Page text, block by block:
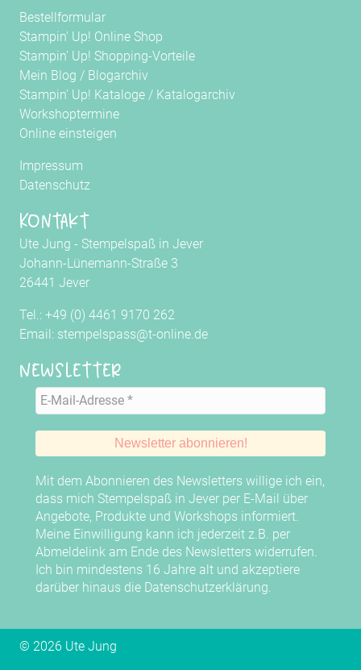
Bestellformular
Stampin' Up! Online Shop
Stampin' Up! Shopping-Vorteile
Mein Blog / Blogarchiv
Stampin' Up! Kataloge / Katalogarchiv
Workshoptermine
Online einsteigen
Impressum
Datenschutz
Kontakt
Ute Jung - Stempelspaß in Jever
Johann-Lünemann-Straße 3
26441 Jever
Tel.: +49 (0) 4461 9170 262
Email: stempelspass@t-online.de
Newsletter
Mit dem Abonnieren des Newsletters willige ich ein,
dass mich Stempelspaß in Jever per E-Mail über
Angebote, Produkte und Workshops informiert.
Meine Einwilligung kann ich jederzeit z.B. per
Abmeldelink am Ende des Newsletters widerrufen.
Ich bin mindestens 16 Jahre alt und akzeptiere
darüber hinaus die Datenschutzerklärung.
© 2026 Ute Jung